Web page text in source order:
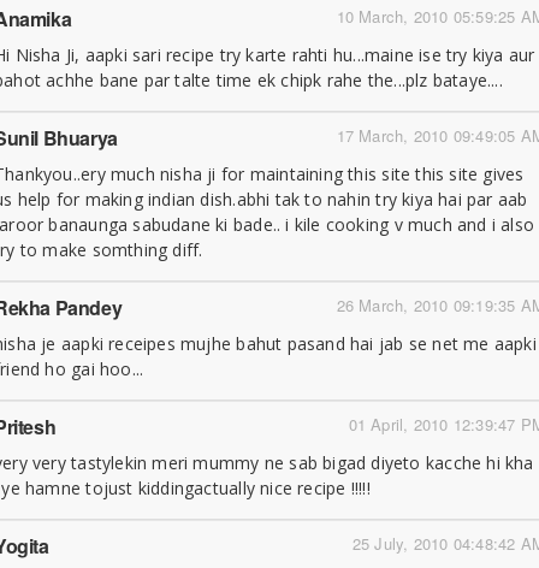
10 March, 2010 05:59:25
Nisha Ji, aapki sari recipe try karte rahti hu...maine ise try kiya aur
achhe bane par talte time ek chipk rahe the...plz bataye....
17 March, 2010 09:49:05
Bhuarya
much nisha ji for maintaining this site this site gives
help for making indian dish.abhi tak to nahin try kiya hai par aab
banaunga sabudane ki bade.. i kile cooking v much and i also
to make somthing diff.
26 March, 2010 09:19:35
Pandey
je aapki receipes mujhe bahut pasand hai jab se net me aapki
ho gai hoo...
01 April, 2010 12:39:47
very tastylekin meri mummy ne sab bigad diyeto kacche hi kha
hamne tojust kiddingactually nice recipe !!!!!
25 July, 2010 04:48:42